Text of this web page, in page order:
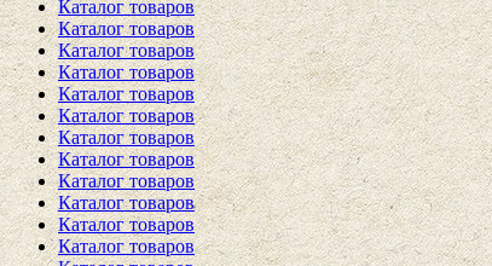
Каталог товаров
Каталог товаров
Каталог товаров
Каталог товаров
Каталог товаров
Каталог товаров
Каталог товаров
Каталог товаров
Каталог товаров
Каталог товаров
Каталог товаров
Каталог товаров